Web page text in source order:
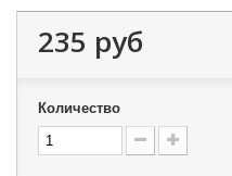
235 руб
Количество